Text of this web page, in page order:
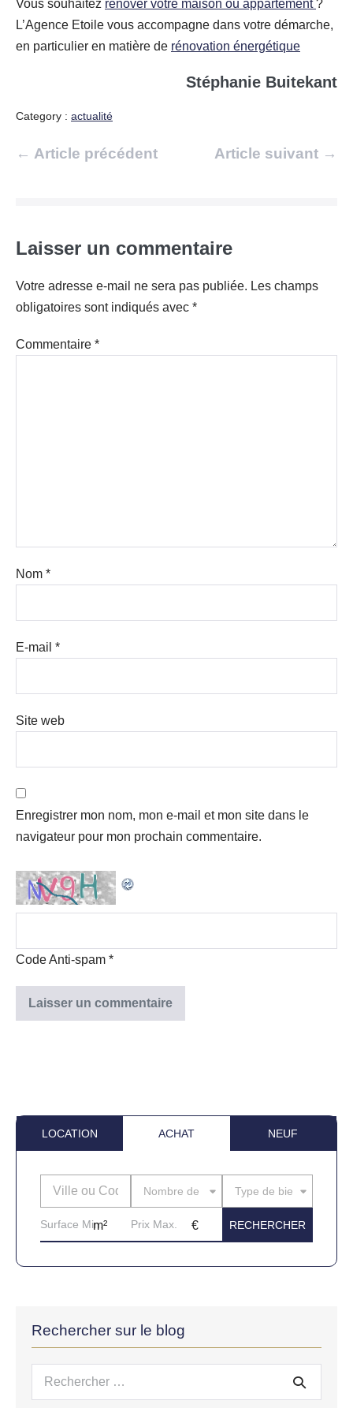
Vous souhaitez rénover votre maison ou appartement?
L’Agence Etoile vous accompagne dans votre démarche,
en particulier en matière de rénovation énergétique
Stéphanie Buitekant
Category : actualité
Navigation
← Article précédent Article suivant →
Laisser un commentaire
Votre adresse e-mail ne sera pas publiée. Les champs
obligatoires sont indiqués avec *
Commentaire *
Nom *
E-mail *
Site web
Enregistrer mon nom, mon e-mail et mon site dans le
navigateur pour mon prochain commentaire.
Code Anti-spam *
LOCATION ACHAT NEUF
Nombre de piècesType de bien
Rechercher sur le blog
Recherche